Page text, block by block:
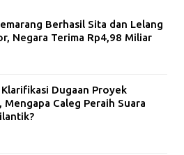
Berhasil Sita dan Lelang
Negara Terima Rp4,98 Miliar
Klarifikasi Dugaan Proyek
Mengapa Caleg Peraih Suara